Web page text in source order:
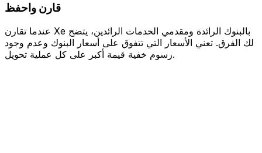
قارن واحفظ
عندما تقارن Xe بالبنوك الرائدة ومقدمي الخدمات الرائدين، يتضح
لك الفرق. تعني الأسعار التي تتفوق على أسعار البنوك وعدم وجود
رسوم خفية قيمة أكبر على كل عملية تحويل.